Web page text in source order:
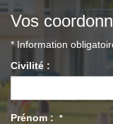
Vos
* Information
Civilité :
Prénom : *